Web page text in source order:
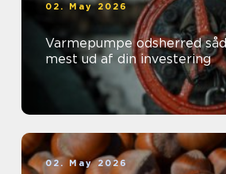
02. May 2026
Varmepumpe odsherred sådan får du
mest ud af din investering
02. May 2026